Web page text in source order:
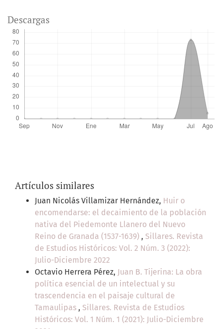
Descargas
Artículos similares
Juan Nicolás Villamizar Hernández, Huir o
encomendarse: el decaimiento de la población
nativa del Piedemonte Llanero del Nuevo
Reino de Granada (1537-1639) , Sillares. Revista
de Estudios Históricos: Vol. 2 Núm. 3 (2022):
Julio-Diciembre 2022
Octavio Herrera Pérez, Juan B. Tijerina: La obra
política esencial de un intelectual y su
trascendencia en el paisaje cultural de
Tamaulipas , Sillares. Revista de Estudios
Históricos: Vol. 1 Núm. 1 (2021): Julio-Diciembre